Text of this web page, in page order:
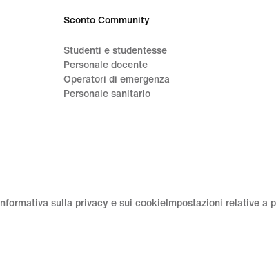
Sconto Community
Studenti e studentesse
Personale docente
Operatori di emergenza
Personale sanitario
Informativa sulla privacy e sui cookie Impostazioni relative a